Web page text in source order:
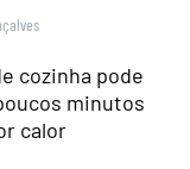
cozinha pode
minutos
calor